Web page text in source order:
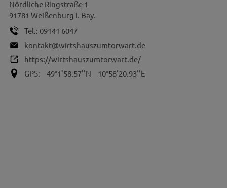
Nördliche Ringstraße 1
91781 Weißenburg i. Bay.
Tel.: 09141 6047
kontakt@wirtshauszumtorwart.de
https://wirtshauszumtorwart.de/
GPS:
49°1'58.57''N 10°58'20.93''E